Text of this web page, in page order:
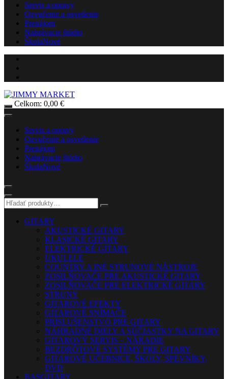
Servis a opravy
Ozvučenie a osvetlenie
Prenájom
Nahrávacie štúdio
ŠkolaNové
Celkom: 0,00 €
Servis a opravy
Ozvučenie a osvetlenie
Prenájom
Nahrávacie štúdio
ŠkolaNové
GITARY
AKUSTICKÉ GITARY
KLASICKÉ GITARY
ELEKTRICKÉ GITARY
UKULELE
COUNTRY A INÉ STRUNOVÉ NÁSTROJE
ZOSILŇOVAČE PRE AKUSTICKÉ GITARY
ZOSILŇOVAČE PRE ELEKTRICKÉ GITARY
STRUNY
GITAROVÉ EFEKTY
GITAROVÉ SNÍMAČE
PRÍSLUŠENSTVO PRE GITARY
NÁHRADNÉ DIELY A SÚČIASTKY NA GITARY
GITAROVÝ SERVIS – NÁRADIE
BEZDRÔTOVÉ SYSTÉMY PRE GITARY
GITAROVÉ UČEBNICE, ŠKOLY, SPEVNÍKY,
DVD
BASGITARY